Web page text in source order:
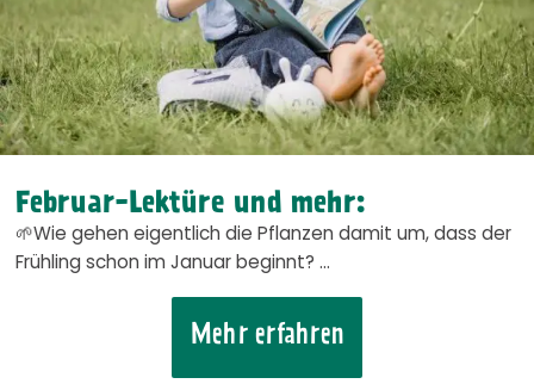
Februar-Lektüre und mehr:
🌱Wie gehen eigentlich die Pflanzen damit um, dass der
Frühling schon im Januar beginnt? …
Mehr erfahren